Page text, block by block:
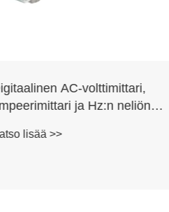
16 mm musta metalli vipukytkin
Katso lisää >>